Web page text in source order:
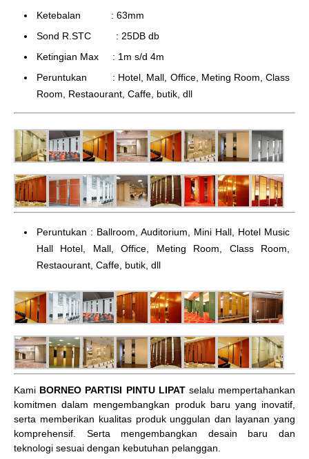
Ketebalan : 63mm
Sond R.STC : 25DB db
Ketingian Max : 1m s/d 4m
Peruntukan : Hotel, Mall, Office, Meting Room, Class
Room, Restaourant, Caffe, butik, dll
Peruntukan : Ballroom, Auditorium, Mini Hall, Hotel Music
Hall Hotel, Mall, Office, Meting Room, Class Room,
Restaourant, Caffe, butik, dll
Kami BORNEO PARTISI PINTU LIPATselalu mempertahankan
komitmen dalam mengembangkan produk baru yang inovatif,
serta memberikan kualitas produk unggulan dan layanan yang
komprehensif. Serta mengembangkan desain baru dan
teknologi sesuai dengan kebutuhan pelanggan.